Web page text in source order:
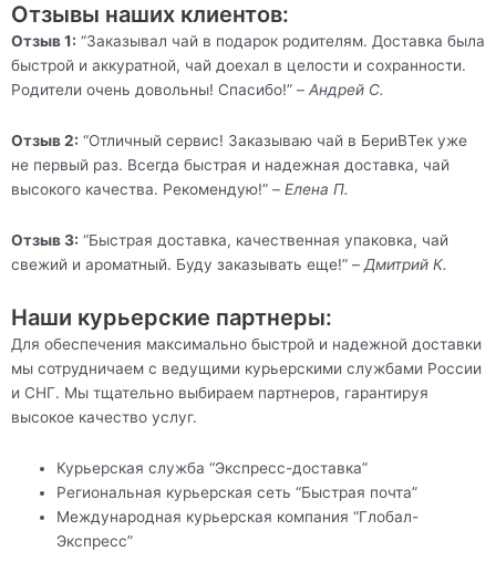
Отзывы наших клиентов:
Отзыв 1: “Заказывал чай в подарок родителям. Доставка была
быстрой и аккуратной, чай доехал в целости и сохранности.
Родители очень довольны! Спасибо!” – Андрей С.
Отзыв 2: “Отличный сервис! Заказываю чай в БериВТек уже
не первый раз. Всегда быстрая и надежная доставка, чай
высокого качества. Рекомендую!” – Елена П.
Отзыв 3: “Быстрая доставка, качественная упаковка, чай
свежий и ароматный. Буду заказывать еще!” –Дмитрий К.
Наши курьерские партнеры:
Для обеспечения максимально быстрой и надежной доставки
мы сотрудничаем с ведущими курьерскими службами России
и СНГ. Мы тщательно выбираем партнеров, гарантируя
высокое качество услуг.
Курьерская служба “Экспресс-доставка”
Региональная курьерская сеть “Быстрая почта”
Международная курьерская компания “Глобал-
Экспресс”